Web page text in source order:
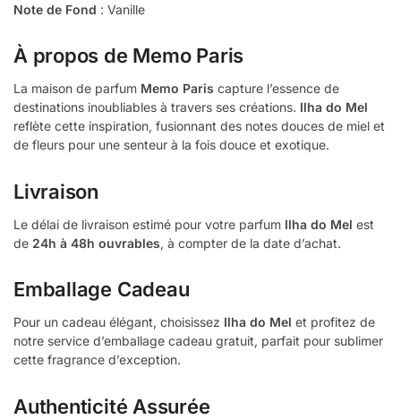
Note de Fond : Vanille
À propos de Memo Paris
La maison de parfum Memo Paris capture l’essence de
destinations inoubliables à travers ses créations. Ilha do Mel
reflète cette inspiration, fusionnant des notes douces de miel et
de fleurs pour une senteur à la fois douce et exotique.
Livraison
Le délai de livraison estimé pour votre parfum Ilha do Mel est
de 24h à 48h ouvrables, à compter de la date d’achat.
Emballage Cadeau
Pour un cadeau élégant, choisissez Ilha do Mel et profitez de
notre service d’emballage cadeau gratuit, parfait pour sublimer
cette fragrance d’exception.
Authenticité Assurée